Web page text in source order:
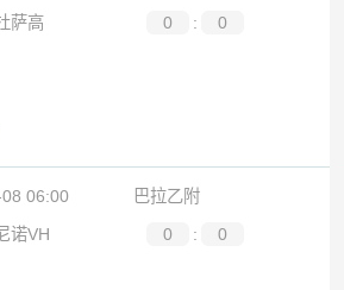
萨高
0 :
0
06:00
巴拉乙附
诺VH
0 :
0